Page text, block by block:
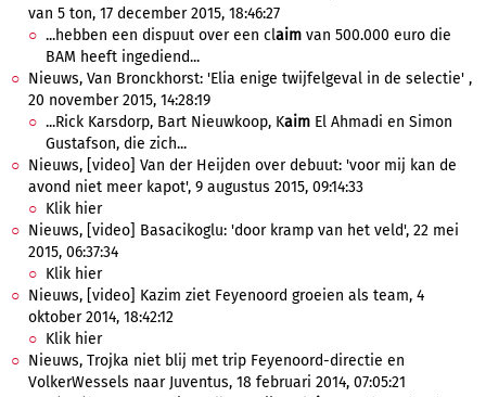
van 5 ton, 17 december 2015, 18:46:27
...hebben een dispuut over een claim van 500.000 euro die
BAM heeft ingediend...
Nieuws, Van Bronckhorst: 'Elia enige twijfelgeval in de selectie' ,
20 november 2015, 14:28:19
...Rick Karsdorp, Bart Nieuwkoop, Kaim El Ahmadi en Simon
Gustafson, die zich...
Nieuws, [video] Van der Heijden over debuut: 'voor mij kan de
avond niet meer kapot', 9 augustus 2015, 09:14:33
Klik hier
Nieuws, [video] Basacikoglu: 'door kramp van het veld', 22 mei
2015, 06:37:34
Klik hier
Nieuws, [video] Kazim ziet Feyenoord groeien als team, 4
oktober 2014, 18:42:12
Klik hier
Nieuws, Trojka niet blij met trip Feyenoord-directie en
VolkerWessels naar Juventus, 18 februari 2014, 07:05:21